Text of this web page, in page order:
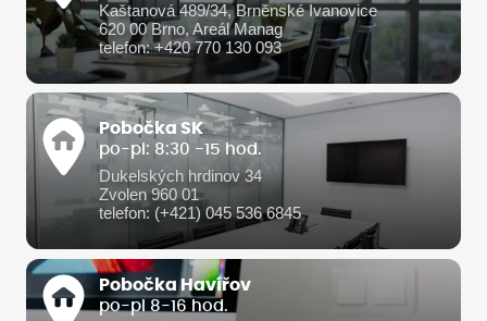
Kaštanová 489/34, Brněnské Ivanovice
620 00 Brno, Areál Manag
telefon: +420 770 130 093
Pobočka SK
po-pi: 8:30 -15 hod.
Dukelských hrdinov 34
Zvolen 960 01
telefon: (+421) 045 536 6845
Pobočka Havířov
po-pi 8-16 hod.